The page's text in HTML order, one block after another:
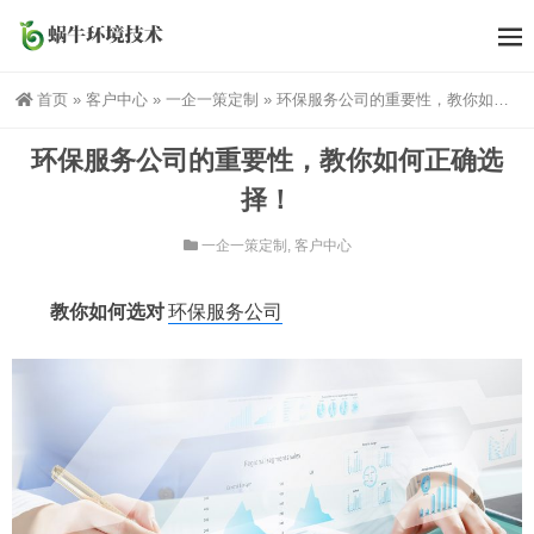
首页 » 客户中心 » 一企一策定制 » 环保服务公司的重要性，教你如何正确选择！
环保服务公司的重要性，教你如何正确选
择！
一企一策定制 , 客户中心
教你如何选对环保服务公司